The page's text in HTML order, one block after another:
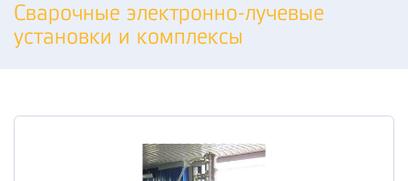
Сварочные электронно-лучевые
установки и комплексы